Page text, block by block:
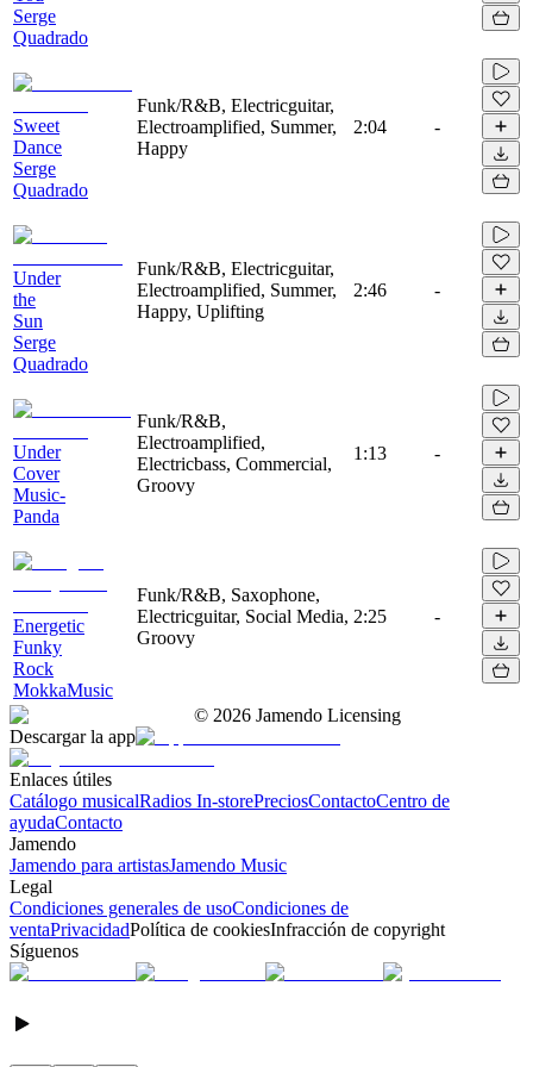
Serge
Quadrado
Sweet
Dance
Serge
Quadrado
Funk/R&B, Electricguitar,
Electroamplified, Summer,
Happy
2:04 -
Under
the
Sun
Serge
Quadrado
Funk/R&B, Electricguitar,
Electroamplified, Summer,
Happy, Uplifting
2:46 -
Under
Cover
Music-
Panda
Funk/R&B,
Electroamplified,
Electricbass, Commercial,
Groovy
1:13 -
Energetic
Funky
Rock
MokkaMusic
Funk/R&B, Saxophone,
Electricguitar, Social Media,
Groovy
2:25 -
© 2026 Jamendo Licensing
Descargar la app
Enlaces útiles
Catálogo musicalRadios In-storePreciosContactoCentro de
ayudaContacto
Jamendo
Jamendo para artistasJamendo Music
Legal
Condiciones generales de usoCondiciones de
ventaPrivacidadPolítica de cookiesInfracción de copyright
Síguenos